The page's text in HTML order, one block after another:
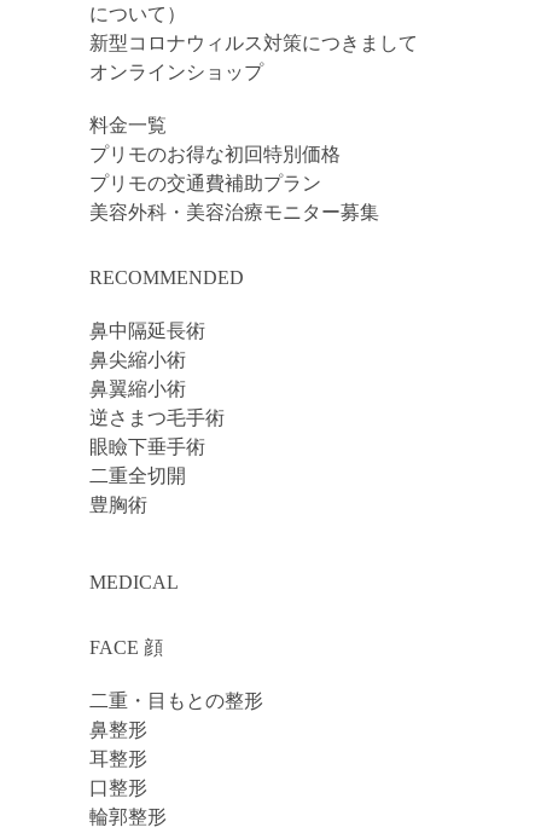
について）
新型コロナウィルス対策につきまして
オンラインショップ
料金一覧
プリモのお得な初回特別価格
プリモの交通費補助プラン
美容外科・美容治療モニター募集
RECOMMENDED
鼻中隔延長術
鼻尖縮小術
鼻翼縮小術
逆さまつ毛手術
眼瞼下垂手術
二重全切開
豊胸術
MEDICAL
FACE 顔
二重・目もとの整形
鼻整形
耳整形
口整形
輪郭整形